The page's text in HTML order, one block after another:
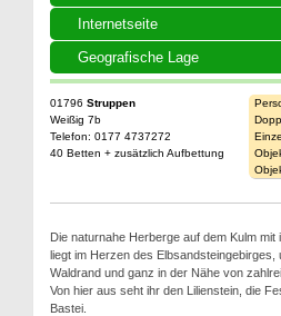
Internetseite
Geografische Lage
01796 Struppen
Weißig 7b
Telefon: 0177 4737272
40 Betten + zusätzlich Aufbettung
Die naturnahe Herberge auf dem Kulm
liegt im Herzen des Elbsandsteingebirges,
Waldrand und ganz in der Nähe von
Von hier aus seht ihr den Lilienstein, die
Bastei.